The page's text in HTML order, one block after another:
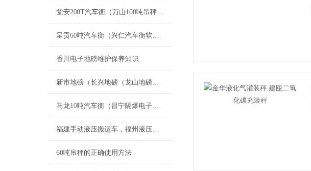
瓮安200T汽车衡（万山100吨吊秤）遵义汽车磅（贞丰200T地磅维修
呈贡60吨汽车衡（兴仁汽车衡软件）宣威140T地磅维修
香川电子地磅维护保养知识
新市地磅（长兴地磅（龙山地磅（雉城地磅）画溪地磅）太湖地磅维修
马龙10吨汽车衡（昌宁隔爆电子地磅）玉溪20T地磅维修
福建手动液压搬运车，福州液压搬运秤，叉车秤
60吨吊秤的正确使用方法